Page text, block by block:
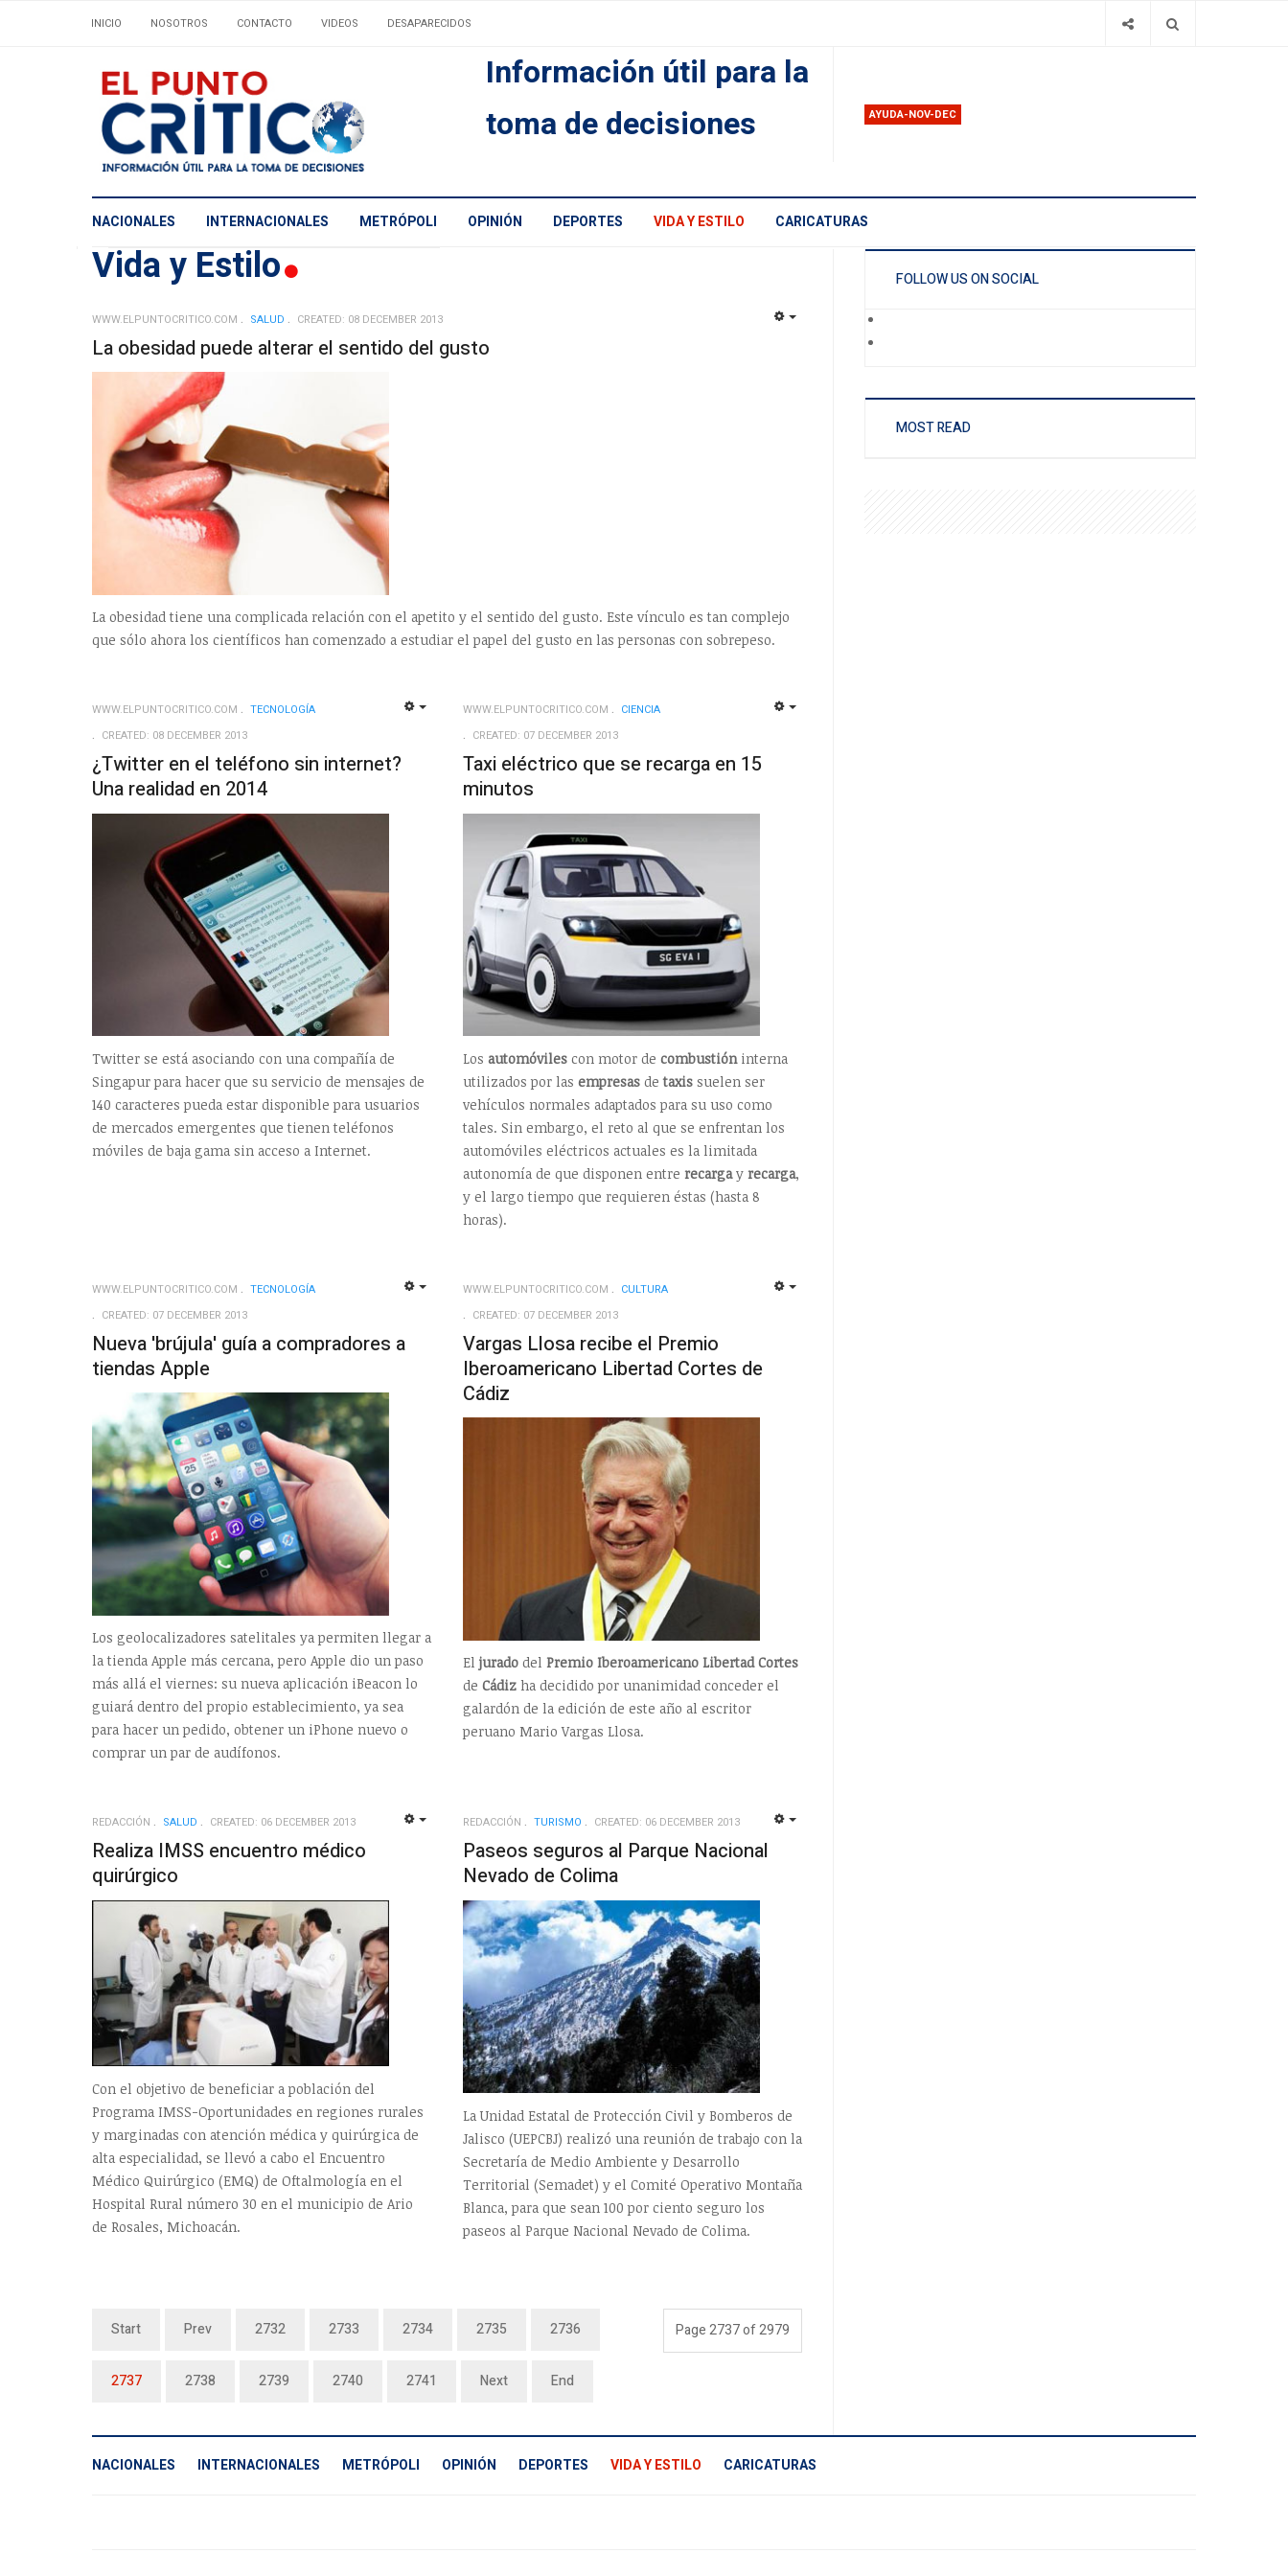
INICIO NOSOTROS CONTACTO VIDEOS DESAPARECIDOS
Información útil para la
toma de decisiones
AYUDA-NOV-DEC
NACIONALES INTERNACIONALES METRÓPOLI OPINIÓN DEPORTES VIDA Y ESTILO CARICATURAS
Vida y Estilo
WWW.ELPUNTOCRITICO.COM SALUD CREATED: 08 DECEMBER 2013
La obesidad puede alterar el sentido del gusto
La obesidad tiene una complicada relación con el apetito y el sentido del gusto. Este vínculo es tan complejo
que sólo ahora los científicos han comenzado a estudiar el papel del gusto en las personas con sobrepeso.
WWW.ELPUNTOCRITICO.COM
TECNOLOGÍ­A
CREATED: 08 DECEMBER 2013
¿Twitter en el teléfono sin internet?
Una realidad en 2014
Twitter se está asociando con una compañía de
Singapur para hacer que su servicio de mensajes de
140 caracteres pueda estar disponible para usuarios
de mercados emergentes que tienen teléfonos
móviles de baja gama sin acceso a Internet.
WWW.ELPUNTOCRITICO.COM
CIENCIA
CREATED: 07 DECEMBER 2013
Taxi eléctrico que se recarga en 15
minutos
Los automóvilescon motor de combustióninterna
utilizados por las empresasdetaxissuelen ser
vehículos normales adaptados para su uso como
tales. Sin embargo, el reto al que se enfrentan los
automóviles eléctricos actuales es la limitada
autonomía de que disponen entre recargay recarga,
y el largo tiempo que requieren éstas (hasta 8
horas).
WWW.ELPUNTOCRITICO.COM
TECNOLOGÍ­A
CREATED: 07 DECEMBER 2013
Nueva 'brújula' guía a compradores a
tiendas Apple
Los geolocalizadores satelitales ya permiten llegar a
la tienda Apple más cercana, pero Apple dio un paso
más allá el viernes: su nueva aplicación iBeacon lo
guiará dentro del propio establecimiento, ya sea
para hacer un pedido, obtener un iPhone nuevo o
comprar un par de audífonos.
WWW.ELPUNTOCRITICO.COM
CULTURA
CREATED: 07 DECEMBER 2013
Vargas Llosa recibe el Premio
Iberoamericano Libertad Cortes de
Cádiz
El juradodel Premio Iberoamericano Libertad Cortes
de Cádizha decidido por unanimidad conceder el
galardón de la edición de este año al escritor
peruano Mario Vargas Llosa.
REDACCIÓN SALUD CREATED: 06 DECEMBER 2013
Realiza IMSS encuentro médico
quirúrgico
Con el objetivo de beneficiar a población del
Programa IMSS-Oportunidades en regiones rurales
y marginadas con atención médica y quirúrgica de
alta especialidad, se llevó a cabo el Encuentro
Médico Quirúrgico (EMQ) de Oftalmología en el
Hospital Rural número 30 en el municipio de Ario
de Rosales, Michoacán.
REDACCIÓN TURISMO CREATED: 06 DECEMBER 2013
Paseos seguros al Parque Nacional
Nevado de Colima
La Unidad Estatal de Protección Civil y Bomberos de
Jalisco (UEPCBJ) realizó una reunión de trabajo con la
Secretaría de Medio Ambiente y Desarrollo
Territorial (Semadet) y el Comité Operativo Montaña
Blanca, para que sean 100 por ciento seguro los
paseos al Parque Nacional Nevado de Colima.
Page 2737 of 2979
Start Prev 2732 2733 2734 2735 2736
2737 2738 2739 2740 2741 Next End
FOLLOW US ON SOCIAL
MOST READ
NACIONALES INTERNACIONALES METRÓPOLI OPINIÓN DEPORTES VIDA Y ESTILO CARICATURAS